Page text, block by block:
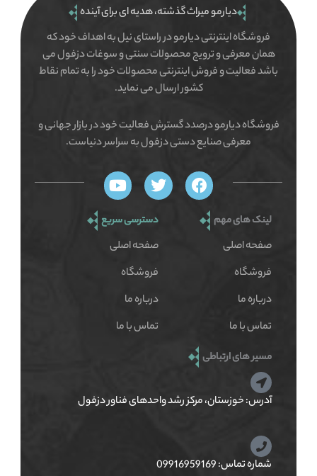
دیارمو میراث گذشته، هدیه ای برای آینده
فروشگاه اینترنتی دیارمو در راستای نیل به اهداف خود که
همان معرفی و ترویج محصولات سنتی و سوغات دزفول می
باشد فعالیت و فروش اینترنتی محصولات خود را به تمام نقاط
کشور ارسال می نماید.
فروشگاه دیارمو درصدد گسترش فعالیت خود در بازار جهانی و
معرفی صنایع دستی دزفول به سراسر دنیاست.
F
a
e
T
w
t
t
e
r
Y
o
t
u
b
لینک های مهم
صفحه اصلی
فروشگاه
درباره ما
تماس با ما
دسترسی سریع
صفحه اصلی
فروشگاه
درباره ما
تماس با ما
مسیر های ارتباطی
آدرس: خوزستان، مرکز رشد واحدهای فناور دزفول
شماره تماس: 09916959169